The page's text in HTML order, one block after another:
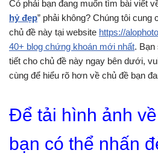
Có phải bạn đang muốn tìm bài viết
hỷ đẹp” phải không? Chúng tôi cung
chủ đề này tại website https://
40+ blog chứng khoán mới nhất. Bạn
tiết cho chủ đề này ngay bên dưới,
cùng để hiểu rõ hơn về chủ đề bạn
Để tải hình ảnh
bạn có thể nhấn